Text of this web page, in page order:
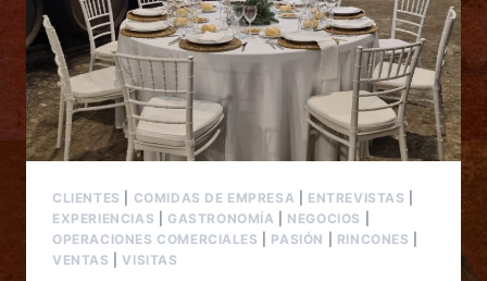
CLIENTES COMIDAS DE EMPRESA ENTREVISTAS
EXPERIENCIAS
GASTRONOMÍA NEGOCIOS
OPERACIONES COMERCIALES
PASIÓN RINCONES
VENTAS
|VISITAS